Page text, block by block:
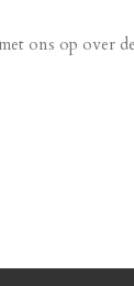
ons op over